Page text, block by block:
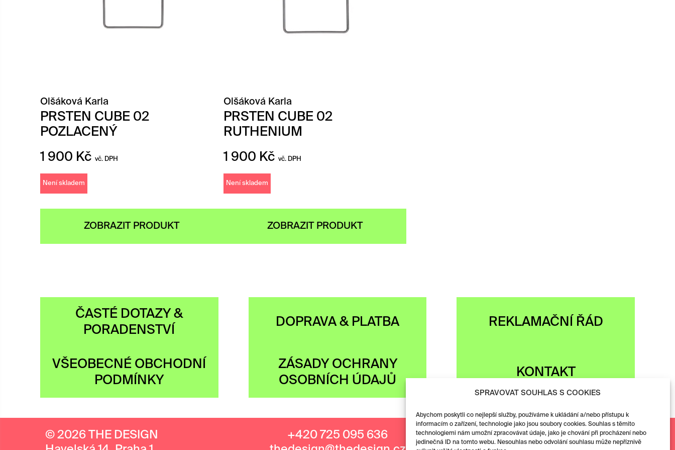
SPRAVOVAT SOUHLAS S COOKIES
Abychom poskytli co nejlepší služby, používáme k ukládání a/nebo přístupu k
informacím o zařízení, technologie jako jsou soubory cookies. Souhlas s těmito
technologiemi nám umožní zpracovávat údaje, jako je chování při procházení nebo
jedinečná ID na tomto webu. Nesouhlas nebo odvolání souhlasu může nepříznivě
Olšáková Karla
PRSTEN CUBE 02
POZLACENÝ
1 900 Kč vč. DPH
Není skladem
ZOBRAZIT PRODUKT
Olšáková Karla
PRSTEN CUBE 02
RUTHENIUM
1 900 Kč vč. DPH
Není skladem
ZOBRAZIT PRODUKT
ČASTÉ DOTAZY &
PORADENSTVÍ
DOPRAVA & PLATBA REKLAMAČNÍ ŘÁD
VŠEOBECNÉ OBCHODNÍ
PODMÍNKY
ZÁSADY OCHRANY
OSOBNÍCH ÚDAJŮ
KONTAKT
© 2026 THE DESIGN
+420 725 095 636
Facebook